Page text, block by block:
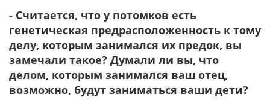
- Считается, что у потомков есть
генетическая предрасположенность к тому
делу, которым занимался их предок, вы
замечали такое? Думали ли вы, что
делом, которым занимался ваш отец,
возможно, будут заниматься ваши дети?